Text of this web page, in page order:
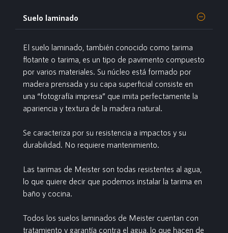
Suelo laminado
El suelo laminado, también conocido como tarima
flotante o tarima, es un tipo de pavimento compuesto
por varios materiales. Su núcleo está formado por
madera prensada y su capa superficial consiste en
una “fotografía impresa” que imita perfectamente la
apariencia y textura de la madera natural.
Se caracteriza por su resistencia a impactos y su
durabilidad. No requiere mantenimiento.
Las tarimas de Meister son todas resistentes al agua,
lo que quiere decir que podemos instalar la tarima en
baño y cocina.
Todos los suelos laminados de Meister cuentan con
tratamiento y garantía contra el agua, lo que hacen de